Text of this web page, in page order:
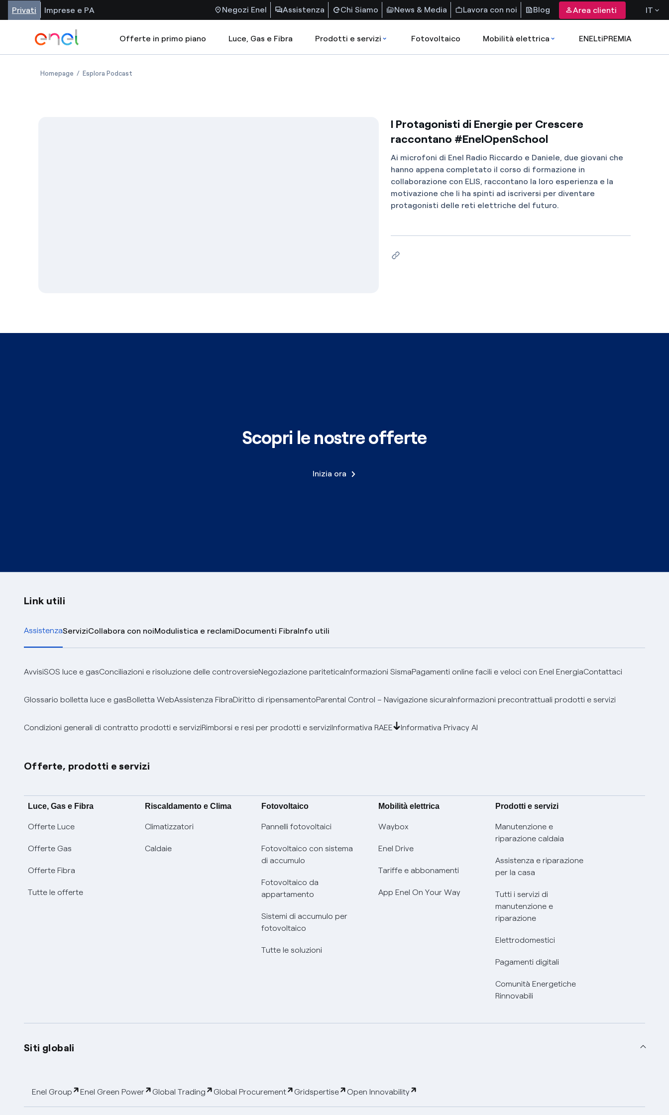
Privati Imprese e PA Negozi Enel Assistenza Chi Siamo News & Media Lavora con noi Blog Area clienti IT
Offerte in primo piano Luce, Gas e Fibra Prodotti e servizi Fotovoltaico Mobilità elettrica ENELtiPREMIA
Homepage Esplora Podcast
I Protagonisti di Energie per Crescere
raccontano #EnelOpenSchool
Ai microfoni di Enel Radio Riccardo e Daniele, due giovani che
hanno appena completato il corso di formazione in
collaborazione con ELIS, raccontano la loro esperienza e la
motivazione che li ha spinti ad iscriversi per diventare
protagonisti delle reti elettriche del futuro.
Scopri le nostre offerte
Inizia ora
Link utili
AssistenzaServiziCollabora con noiModulistica e reclamiDocumenti FibraInfo utili
AvvisiSOS luce e gasConciliazioni e risoluzione delle controversieNegoziazione pariteticaInformazioni SismaPagamenti online facili e veloci con Enel EnergiaContattaci
Glossario bolletta luce e gasBolletta WebAssistenza FibraDiritto di ripensamentoParental Control – Navigazione sicuraInformazioni precontrattuali prodotti e servizi
Condizioni generali di contratto prodotti e serviziRimborsi e resi per prodotti e serviziInformativa RAEE Informativa Privacy AI
Offerte, prodotti e servizi
Luce, Gas e Fibra
Offerte Luce
Offerte Gas
Offerte Fibra
Tutte le offerte
Riscaldamento e Clima
Climatizzatori
Caldaie
Fotovoltaico
Pannelli fotovoltaici
Fotovoltaico con sistema
di accumulo
Fotovoltaico da
appartamento
Sistemi di accumulo per
fotovoltaico
Tutte le soluzioni
Mobilità elettrica
Waybox
Enel Drive
Tariffe e abbonamenti
App Enel On Your Way
Prodotti e servizi
Manutenzione e
riparazione caldaia
Assistenza e riparazione
per la casa
Tutti i servizi di
manutenzione e
riparazione
Elettrodomestici
Pagamenti digitali
Comunità Energetiche
Rinnovabili
Siti globali
Enel Group Enel Green Power Global Trading Global Procurement Gridspertise Open Innovability